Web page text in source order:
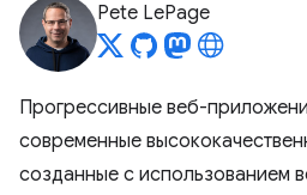
Pete LePage
Прогрессивные веб-
современные
созданные с использованием